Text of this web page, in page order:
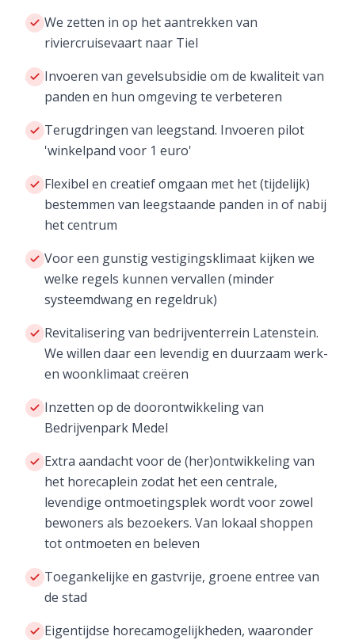
We zetten in op het aantrekken van
riviercruisevaart naar Tiel
Invoeren van gevelsubsidie om de kwaliteit van
panden en hun omgeving te verbeteren
Terugdringen van leegstand. Invoeren pilot
'winkelpand voor 1 euro'
Flexibel en creatief omgaan met het (tijdelijk)
bestemmen van leegstaande panden in of nabij
het centrum
Voor een gunstig vestigingsklimaat kijken we
welke regels kunnen vervallen (minder
systeemdwang en regeldruk)
Revitalisering van bedrijventerrein Latenstein.
We willen daar een levendig en duurzaam werk-
en woonklimaat creëren
Inzetten op de doorontwikkeling van
Bedrijvenpark Medel
Extra aandacht voor de (her)ontwikkeling van
het horecaplein zodat het een centrale,
levendige ontmoetingsplek wordt voor zowel
bewoners als bezoekers. Van lokaal shoppen
tot ontmoeten en beleven
Toegankelijke en gastvrije, groene entree van
de stad
Eigentijdse horecamogelijkheden, waaronder